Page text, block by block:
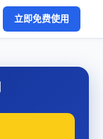
立即免费使用